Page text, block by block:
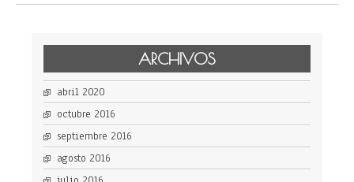
ARCHIVOS
abril 2020
octubre 2016
septiembre 2016
agosto 2016